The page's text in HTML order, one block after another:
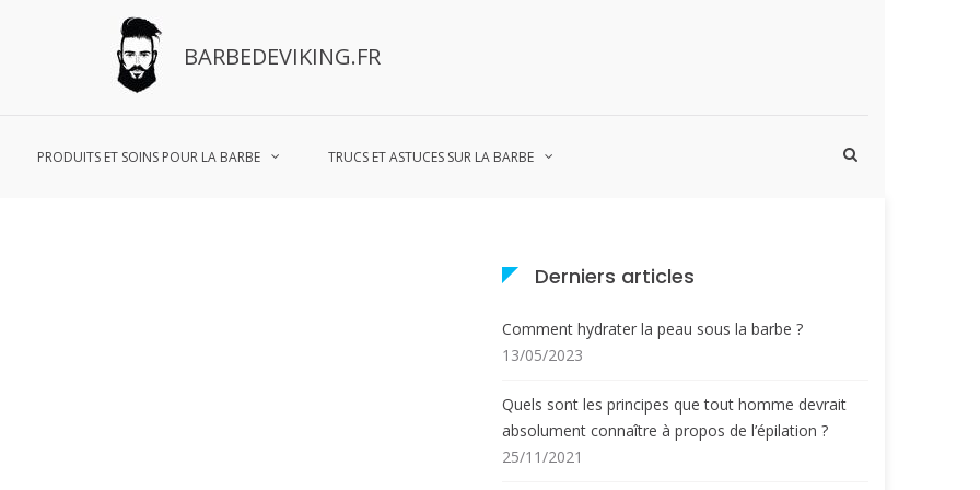
BARBEDEVIKING.FR
PRODUITS ET SOINS POUR LA BARBE TRUCS ET ASTUCES SUR LA BARBE
Afficher
Derniers articles
Comment hydrater la peau sous la barbe ?
13/05/2023
Quels sont les principes que tout homme devrait
absolument connaître à propos de l’épilation ?
25/11/2021